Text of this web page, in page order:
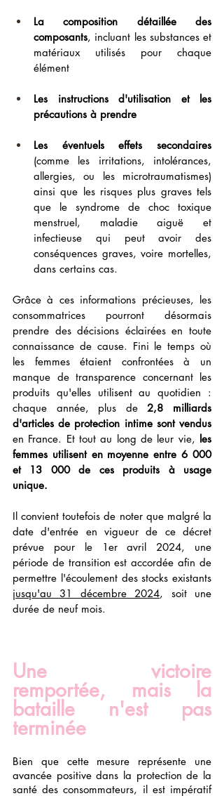
La composition détaillée des
composants, incluant les substances et
matériaux utilisés pour chaque
élément
Les instructions d'utilisation et les
précautions à prendre
(comme les irritations, intolérances,
allergies, ou les microtraumatismes)
ainsi que les risques plus graves tels
que le syndrome de choc toxique
menstruel, maladie aiguë et
infectieuse qui peut avoir des
conséquences graves, voire mortelles,
dans certains cas.
Grâce à ces informations précieuses, les
consommatrices pourront désormais
prendre des décisions éclairées en toute
connaissance de cause. Fini le temps où
les femmes étaient confrontées à un
manque de transparence concernant les
produits qu'elles utilisent au quotidien :
chaque année, plus de 2,8 milliards
d'articles de protection intime sont vendus
en France. Et tout au long de leur vie, les
femmes utilisent en moyenne entre 6 000
et 13 000 de ces produits à usage
unique.
Il convient toutefois de noter que malgré la
date d'entrée en vigueur de ce décret
prévue pour le 1er avril 2024, une
période de transition est accordée afin de
jusqu'au 31 décembre 2024, soit une
durée de neuf mois.
Une victoire
remportée, mais la
bataille n'est pas
terminée
Bien que cette mesure représente une
avancée positive dans la protection de la
santé des consommateurs, il est impératif